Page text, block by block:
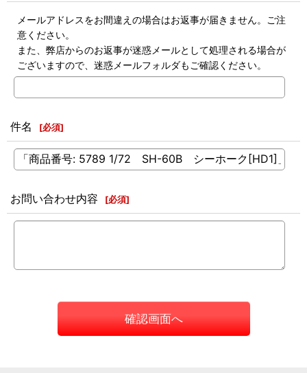
メールアドレスをお間違えの場合はお返事が届きません。ご注
意ください。
また、弊店からのお返事が迷惑メールとして処理される場合が
ございますので、迷惑メールフォルダもご確認ください。
件名 [必須]
お問い合わせ内容 [必須]
確認画面へ